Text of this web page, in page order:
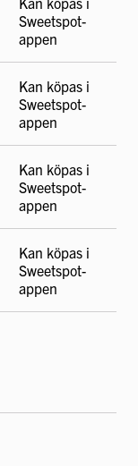
Sweetspot-
appen
Kan köpas i
Sweetspot-
appen
Kan köpas i
Sweetspot-
appen
Kan köpas i
Sweetspot-
appen